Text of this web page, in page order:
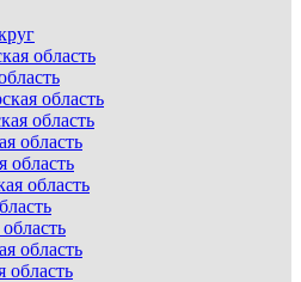
область
область
область
область
область
область
область
область